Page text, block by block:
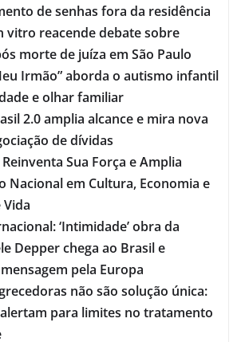
de senhas fora da residência
vitro reacende debate sobre
morte de juíza em São Paulo
Irmão” aborda o autismo infantil
e olhar familiar
2.0 amplia alcance e mira nova
de dívidas
Sua Força e Amplia
Nacional em Cultura, Economia e
‘Intimidade’ obra da
Depper chega ao Brasil e
pela Europa
não são solução única:
para limites no tratamento